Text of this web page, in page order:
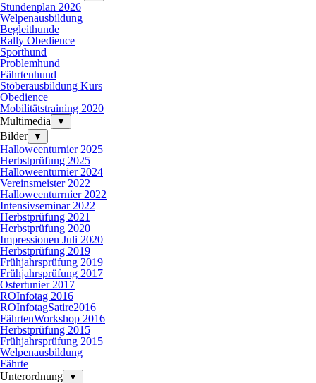
Stundenplan 2026
Welpenausbildung
Begleithunde
Rally Obedience
Sporthund
Problemhund
Fährtenhund
Stöberausbildung Kurs
Obedience
Mobilitätstraining 2020
Multimedia
▼
Bilder ▼
Halloweenturnier 2025
Herbstprüfung 2025
Halloweenturnier 2024
Vereinsmeister 2022
Halloweenturrnier 2022
Intensivseminar 2022
Herbstprüfung 2021
Herbstprüfung 2020
Impressionen Juli 2020
Herbstprüfung 2019
Frühjahrsprüfung 2019
Frühjahrsprüfung 2017
Ostertunier 2017
ROInfotag 2016
ROInfotagSatire2016
FährtenWorkshop 2016
Herbstprüfung 2015
Frühjahrsprüfung 2015
Welpenausbildung
Fährte
Unterordnung
▼